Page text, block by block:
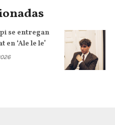
se entregan
en ‘Ale le le’